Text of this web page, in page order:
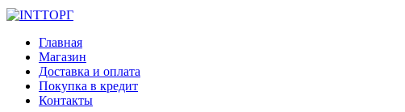
Главная
Магазин
Доставка и оплата
Покупка в кредит
Контакты